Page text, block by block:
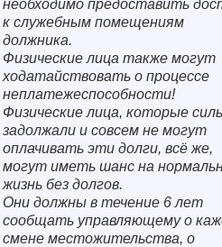
необходимо предоставить
к служебным помещениям
должника.
Физические лица также могут
ходатайствовать о процессе
неплатежеспособности!
Физические лица, которые
задолжали и совсем не могут
оплачивать эти долги, всё же,
могут иметь шанс на
жизнь без долгов.
Они должны в течение 6 лет
сообщать управляющему о
смене местожительства, о